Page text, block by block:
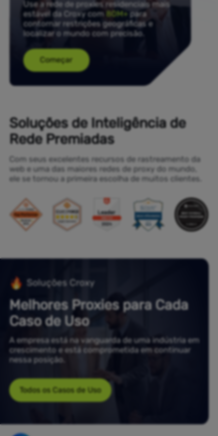
Use a rede de proxies residenciais mais
estável da Croxy com 80M+
para
contornar restrições geográficas e
localizar o mundo com precisão.
Começar
Soluções de Inteligência de
Rede Premiadas
Com seus excelentes recursos de rastreamento da
web e uma das maiores redes de proxy do mundo,
ele se tornou a primeira escolha de muitos clientes.
Soluções Croxy
Melhores Proxies para Cada
Caso de Uso
A empresa está na vanguarda de uma indústria em
crescimento e está comprometida em continuar
nessa posição.
Todos os Casos de Uso